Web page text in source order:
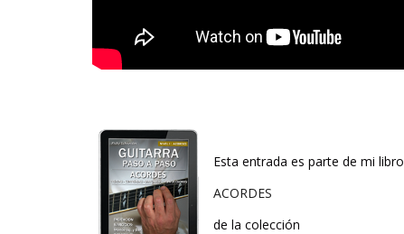
Esta entrada es parte de mi libro
ACORDES
de la colección